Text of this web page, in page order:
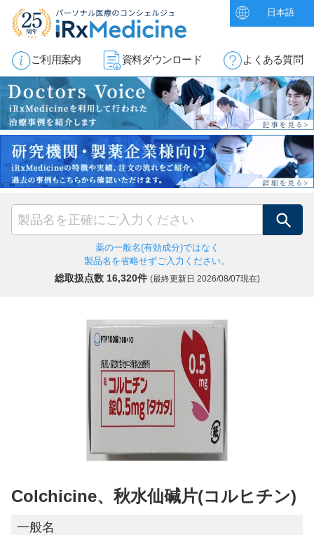
日本語
ご利用案内 資料ダウンロード よくある質問
検索
薬の一般名(有効成分)ではなく
製品名を省略せずご入力ください。
総取扱点数 16,320件 (最終更新日 2026/08/07現在)
Colchicine、秋水仙碱片(コルヒチン)
一般名